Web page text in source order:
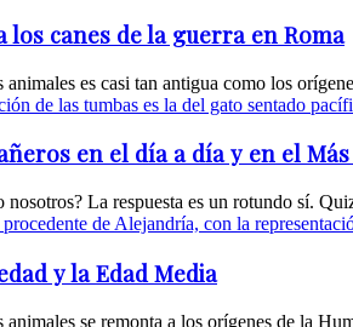
canes de la guerra en Roma
es casi tan antigua como los
en el día a día y en el
La respuesta es un rotundo sí.
y la Edad Media
se remonta a los orígenes de la